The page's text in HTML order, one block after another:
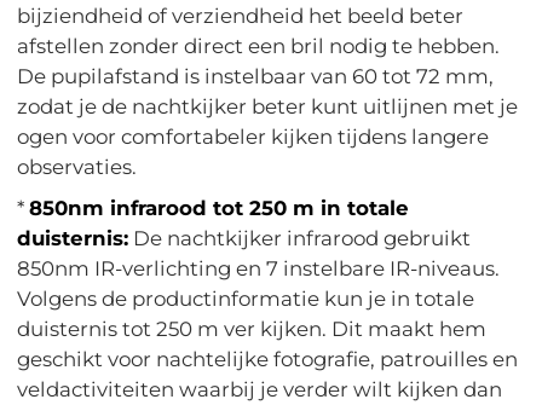
bijziendheid of verziendheid het beeld beter
afstellen zonder direct een bril nodig te hebben.
De pupilafstand is instelbaar van 60 tot 72 mm,
zodat je de nachtkijker beter kunt uitlijnen met je
ogen voor comfortabeler kijken tijdens langere
observaties.
*850nm infrarood tot 250 m in totale
duisternis: De nachtkijker infrarood gebruikt
850nm IR-verlichting en 7 instelbare IR-niveaus.
Volgens de productinformatie kun je in totale
duisternis tot 250 m ver kijken. Dit maakt hem
geschikt voor nachtelijke fotografie, patrouilles en
veldactiviteiten waarbij je verder wilt kijken dan